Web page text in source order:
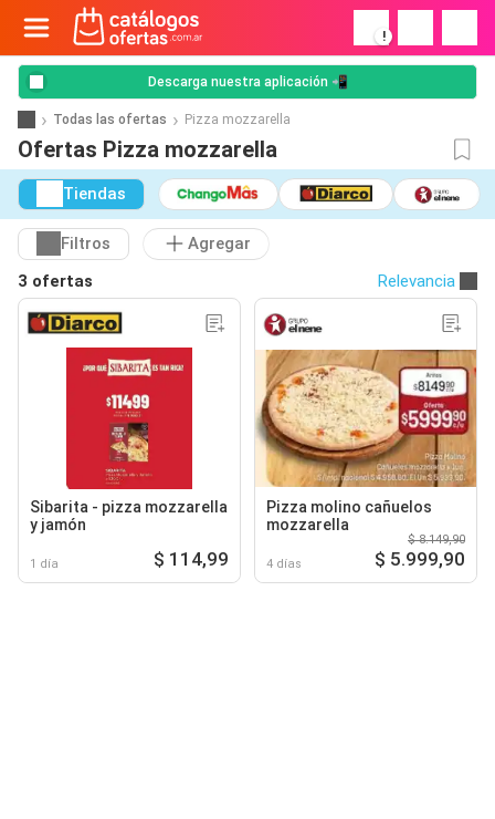
!
Descarga nuestra aplicación 📲
Todas las ofertas Pizza mozzarella
Ofertas Pizza mozzarella
Tiendas
Filtros
Agregar
3 ofertas
Relevancia
Sibarita - pizza mozzarella
y jamón
1 día $ 114,99
Pizza molino cañuelos
mozzarella
4 días
$ 8.149,90
$ 5.999,90